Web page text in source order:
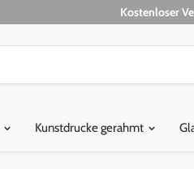
Kostenloser
Kunstdrucke gerahmt